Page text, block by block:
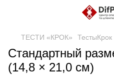
ТЕСТИ «КРОК»
Стандартный
(14,8 × 21,0 см)